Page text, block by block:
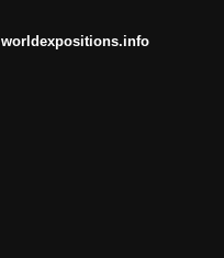
worldexpositions.info